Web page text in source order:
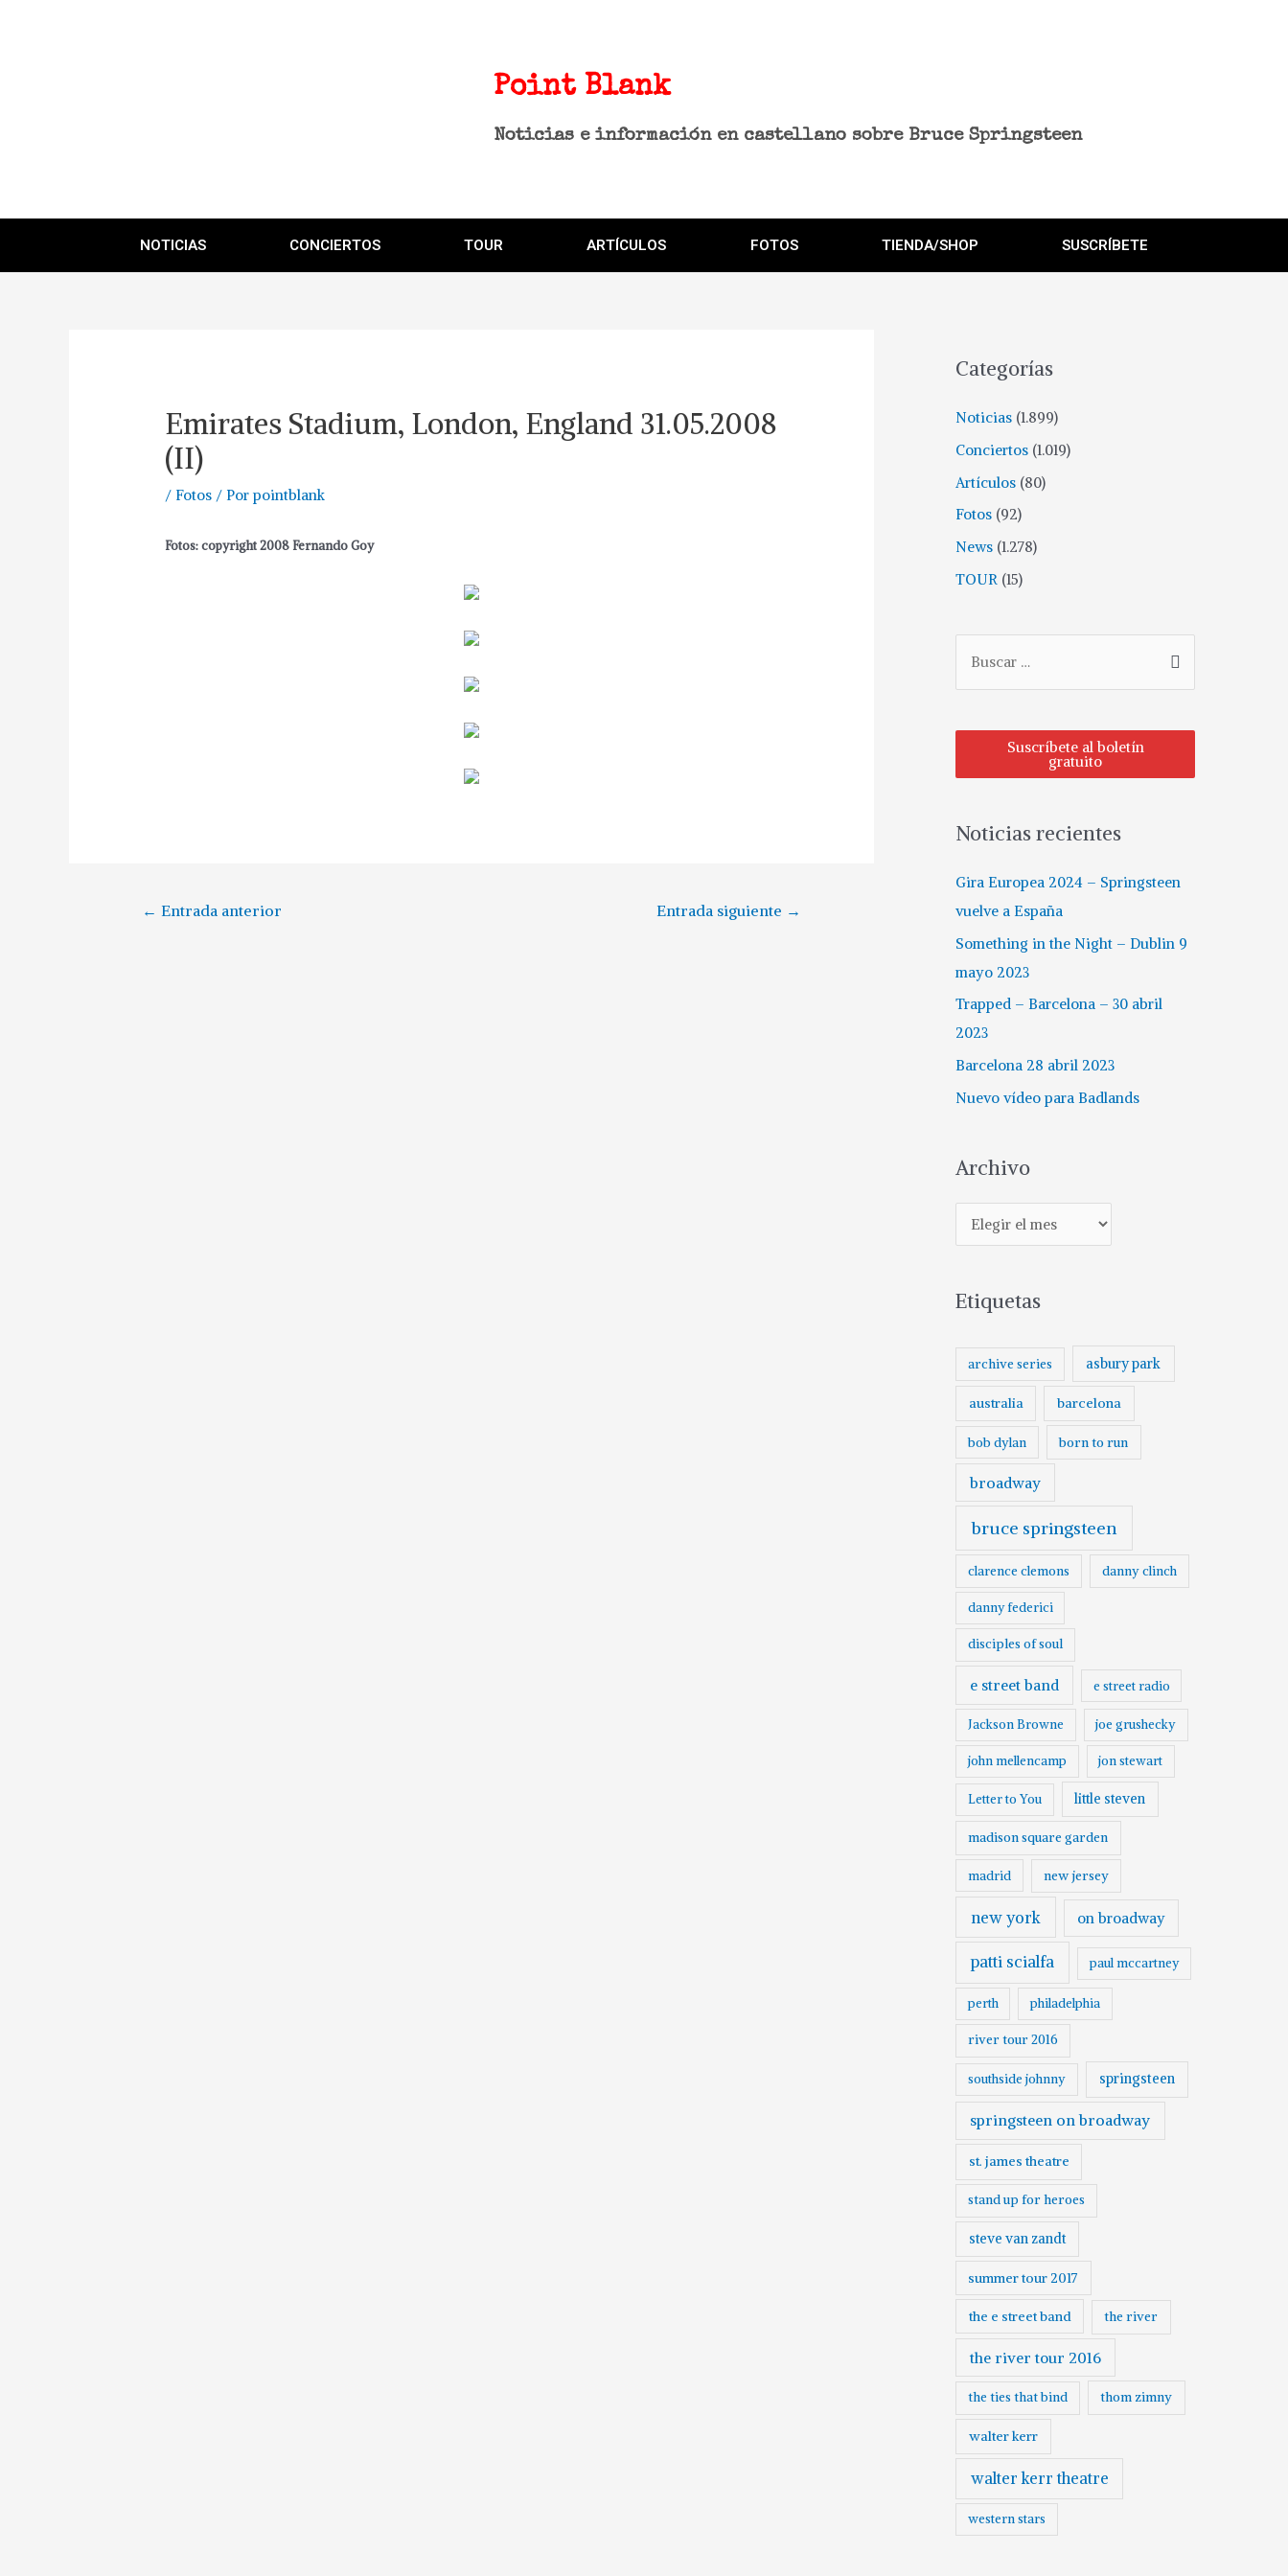
Point Blank
Noticias e información en castellano sobre Bruce Springsteen
NOTICIAS CONCIERTOS TOUR ARTÍCULOS FOTOS TIENDA/SHOP SUSCRÍBETE
Emirates Stadium, London, England 31.05.2008
(II)
/ Fotos / Porpointblank
Fotos:copyright 2008 Fernando Goy
← Entrada anterior Entrada siguiente →
Categorías
Noticias (1.899)
Conciertos (1.019)
Artículos (80)
Fotos (92)
News (1.278)
TOUR (15)
Suscríbete al boletín
gratuito
Noticias recientes
Gira Europea 2024 – Springsteen
vuelve a España
Something in the Night – Dublin 9
mayo 2023
Trapped – Barcelona – 30 abril
2023
Barcelona 28 abril 2023
Nuevo vídeo para Badlands
Archivo
Etiquetas
archive series asbury park
australia barcelona
bob dylan born to run
broadway
bruce springsteen
clarence clemons danny clinch
danny federici
disciples of soul
e street band e street radio
Jackson Browne joe grushecky
john mellencamp jon stewart
Letter to You little steven
madison square garden
madrid new jersey
new york on broadway
patti scialfa paul mccartney
perth philadelphia
river tour 2016
southside johnny springsteen
springsteen on broadway
st. james theatre
stand up for heroes
steve van zandt
summer tour 2017
the e street band the river
the river tour 2016
the ties that bind thom zimny
walter kerr
walter kerr theatre
western stars